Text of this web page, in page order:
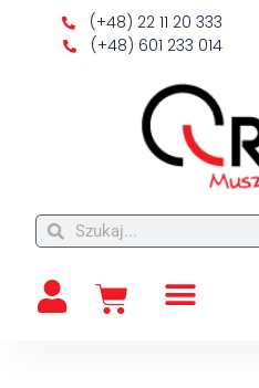
(+48) 22 11 20 333
(+48) 601 233 014